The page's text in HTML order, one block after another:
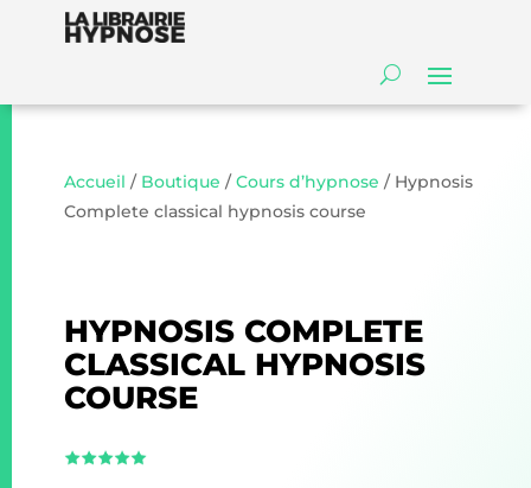
Accueil / Boutique /Cours d’hypnose / Hypnosis
Complete classical hypnosis course
HYPNOSIS COMPLETE
CLASSICAL HYPNOSIS
COURSE